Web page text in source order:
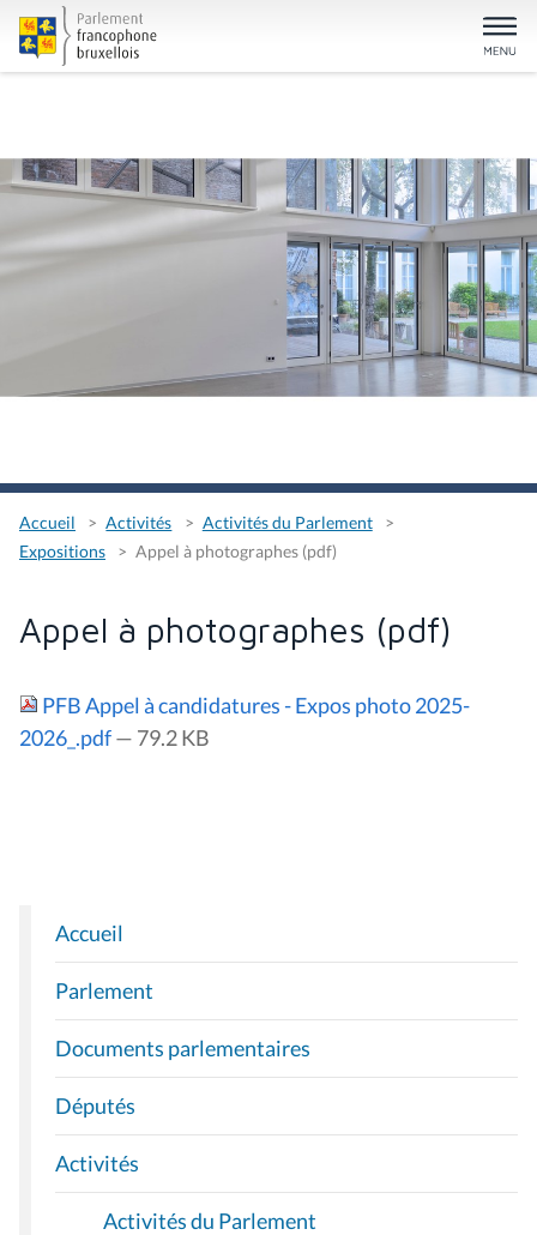
Accueil Activités
Activités du Parlement
Expositions
Appel à photographes (pdf)
Appel à photographes (pdf)
PFB Appel à candidatures - Expos photo 2025-
2026_.pdf— 79.2 KB
N
A
V
I
G
A
T
I
O
Accueil
Parlement
Documents parlementaires
Députés
Activités
Activités du Parlement